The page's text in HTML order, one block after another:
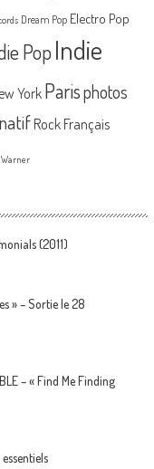
Dream Pop Electro Pop
PopIndie
York Parisphotos
Rock Français
Warner
(2011)
» – Sortie le 28
– « Find Me Finding